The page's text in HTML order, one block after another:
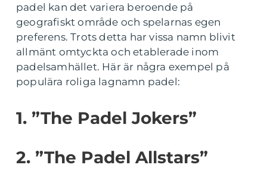
padel kan det variera beroende på
geografiskt område och spelarnas egen
preferens. Trots detta har vissa namn blivit
allmänt omtyckta och etablerade inom
padelsamhället. Här är några exempel på
populära roliga lagnamn padel:
1. ”The Padel Jokers”
2. ”The Padel Allstars”